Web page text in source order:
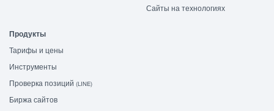
Сайты на технологиях
Продукты
Тарифы и цены
Инструменты
Проверка позиций (LINE)
Биржа сайтов